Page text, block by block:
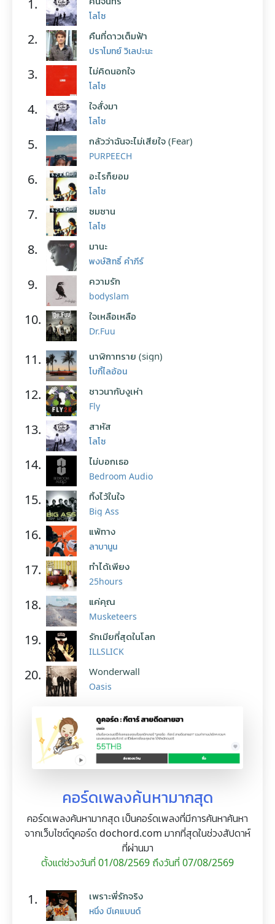
1.
โลโซ
2. คืนที่ดาวเต็มฟ้า
ปราโมทย์ วิเลปะนะ
3. ไม่คิดนอกใจ
โลโซ
4. ใจสั่งมา
โลโซ
5. กลัวว่าฉันจะไม่เสียใจ (Fear)
PURPEECH
6. อะไรก็ยอม
โลโซ
7. ซมซาน
โลโซ
8. มานะ
พงษ์สิทธิ์ คำภีร์
9. ความรัก
bodyslam
10. ใจเหลือเหลือ
Dr.Fuu
11. นาฬิกาทราย (sign)
โบกี้ไลอ้อน
12. ชาวนากับงูเห่า
Fly
13. สาหัส
โลโซ
14. ไม่บอกเธอ
Bedroom Audio
15. ทิ้งไว้ในใจ
Big Ass
16. แพ้ทาง
ลาบานูน
17. ทำได้เพียง
25hours
18. แค่คุณ
Musketeers
19. รักเมียที่สุดในโลก
ILLSLICK
20. Wonderwall
Oasis
คอร์ดเพลงค้นหามากสุด
คอร์ดเพลงค้นหามากสุด เป็นคอร์ดเพลงที่มีการค้นหาค้นหา
จากเว็บไซต์ดูคอร์ด dochord.com มากที่สุดในช่วงสัปดาห์
ที่ผ่านมา
ตั้งแต่ช่วงวันที่ 01/08/2569 ถึงวันที่ 07/08/2569
1. เพราะพี่รักจริง
หนึ่ง บีเคแบนด์